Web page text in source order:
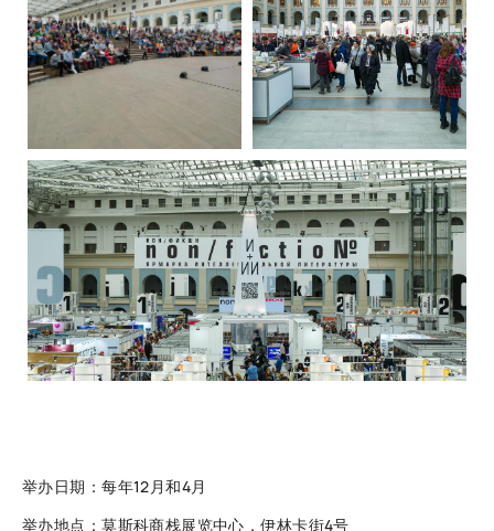
举办日期：每年12月和4月
举办地点：莫斯科商栈展览中心，伊林卡街4号